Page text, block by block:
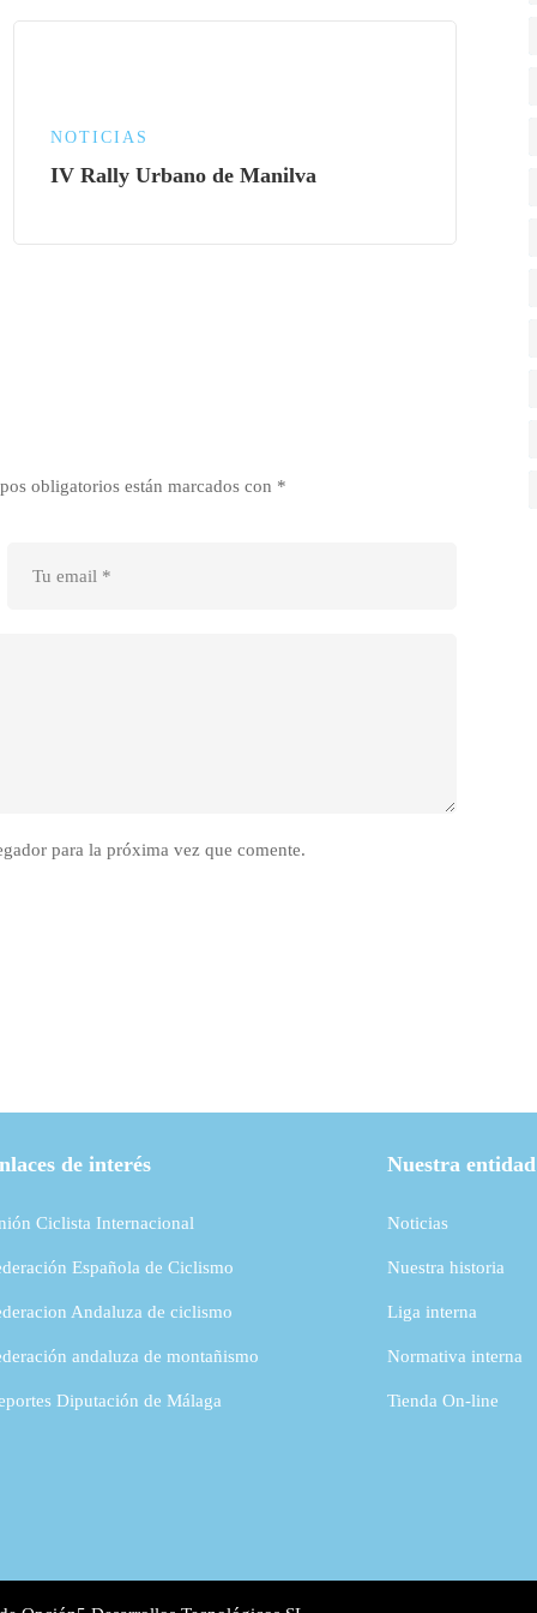
NOTICIAS
IV Rally Urbano de Manilva
obligatorios están marcados con *
para la próxima vez que comente.
de interés
Ciclista Internacional
Española de Ciclismo
Andaluza de ciclismo
andaluza de montañismo
Diputación de Málaga
Nuestra entidad
Noticias
Nuestra historia
Liga interna
Normativa interna
Tienda On-line